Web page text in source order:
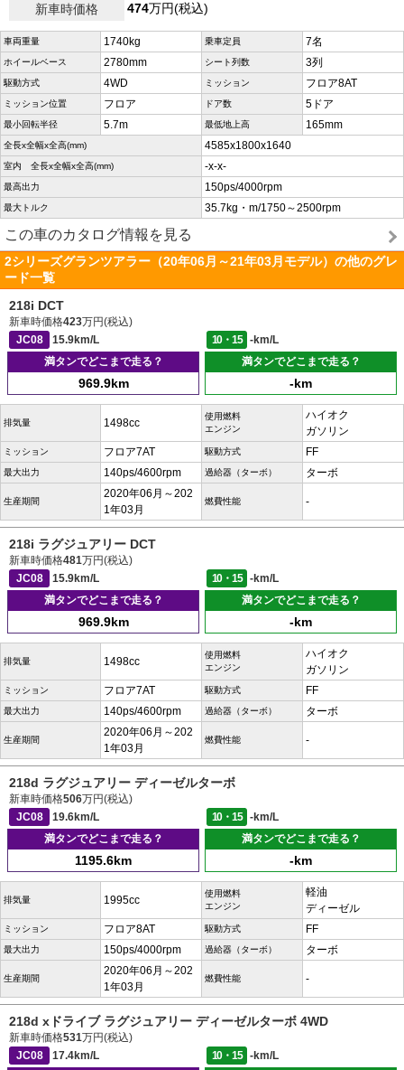
新車時価格
474万円(税込)
車両重量 1740kg 乗車定員 7名
ホイールベース 2780mm シート列数 3列
駆動方式 4WD ミッション フロア8AT
ミッション位置 フロア ドア数 5ドア
最小回転半径 5.7m 最低地上高 165mm
全長x全幅x全高(mm) 4585x1800x1640
室内 全長x全幅x全高(mm) -x-x-
最高出力 150ps/4000rpm
最大トルク 35.7kg・m/1750～2500rpm
この車のカタログ情報を見る
2シリーズグランツアラー（20年06月～21年03月モデル）の他のグレ
ード一覧
218i DCT
新車時価格423万円(税込)
JC08
15.9km/L 10・15
-km/L
満タンでどこまで走る？
969.9km
満タンでどこまで走る？
-km
排気量 1498cc
使用燃料
エンジン
ハイオク
ガソリン
ミッション フロア7AT 駆動方式 FF
最大出力 140ps/4600rpm 過給器（ターボ） ターボ
生産期間
2020年06月～202
1年03月
燃費性能 -
218i ラグジュアリー DCT
新車時価格481万円(税込)
JC08
15.9km/L 10・15
-km/L
満タンでどこまで走る？
969.9km
満タンでどこまで走る？
-km
排気量 1498cc
使用燃料
エンジン
ハイオク
ガソリン
ミッション フロア7AT 駆動方式 FF
最大出力 140ps/4600rpm 過給器（ターボ） ターボ
生産期間
2020年06月～202
1年03月
燃費性能 -
218d ラグジュアリー ディーゼルターボ
新車時価格506万円(税込)
JC08
19.6km/L 10・15
-km/L
満タンでどこまで走る？
1195.6km
満タンでどこまで走る？
-km
排気量 1995cc
使用燃料
エンジン
軽油
ディーゼル
ミッション フロア8AT 駆動方式 FF
最大出力 150ps/4000rpm 過給器（ターボ） ターボ
生産期間
2020年06月～202
1年03月
燃費性能 -
218d xドライブ ラグジュアリー ディーゼルターボ 4WD
新車時価格531万円(税込)
JC08
17.4km/L 10・15
-km/L